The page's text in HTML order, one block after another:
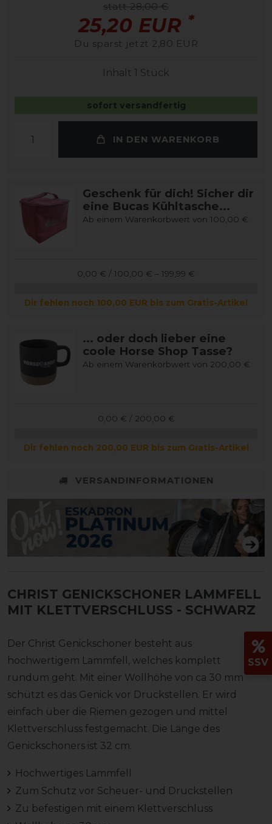
statt 28,00 €
25,20 EUR *
Du sparst jetzt 2,80 EUR
Inhalt 1 Stück
sofort versandfertig
IN DEN WARENKORB
Geschenk für dich! Sicher dir
eine Bucas Kühltasche...
Ab einem Warenkorbwert von 100,00 €
0,00 € / 100,00 € – 199,99 €
Dir fehlen noch 100,00 EUR bis zum Gratis-Artikel
... oder doch lieber eine
coole Horse Shop Tasse?
Ab einem Warenkorbwert von 200,00 €
0,00 € / 200,00 €
Dir fehlen noch 200,00 EUR bis zum Gratis-Artikel
VERSANDINFORMATIONEN
CHRIST GENICKSCHONER LAMMFELL
MIT KLETTVERSCHLUSS
- SCHWARZ
Der Christ Genickschoner besteht aus
hochwertigem Lammfell, welches komplett
rundum geht. Mit einer Wollhöhe von ca 30 mm
schützt es das Genick vor Druckstellen. Er wird
einfach über die Riemen gezogen und mittel
Klettverschluss festgemacht. Die Länge des
Genickschoners ist 32 cm.
Hochwertiges Lammfell
Zum Schutz vor Scheuer- und Druckstellen
Zu befestigen mit einem Klettverschluss
SSV